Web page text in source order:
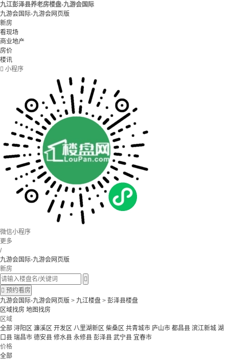
九江彭泽县养老房楼盘-九游会国际
九游会国际-九游会网页版
新房
看现场
商业地产
房价
楼讯
 小程序
微信小程序
更多
/
九游会国际-九游会网页版
新房

 预约看房
九游会国际-九游会网页版 > 九江楼盘 > 彭泽县楼盘
区域找房 地图找房
区域
全部 浔阳区 濂溪区 开发区 八里湖新区 柴桑区 共青城市 庐山市 都昌县 滨江新城 湖
口县 瑞昌市 德安县 修水县 永修县 彭泽县 武宁县 宜春市
价格
全部